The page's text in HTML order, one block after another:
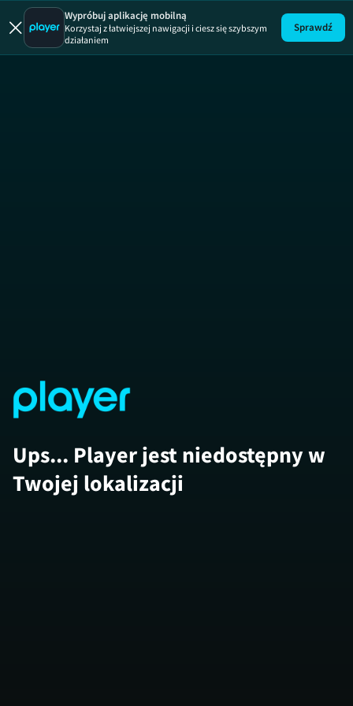
Armand
Wypróbuj aplikację mobilną
Korzystaj z łatwiejszej nawigacji i ciesz się szybszym
działaniem
Sprawdź
Ups... Player jest niedostępny w
Twojej lokalizacji